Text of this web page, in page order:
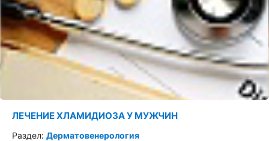
ЛЕЧЕНИЕ ХЛАМИДИОЗА У МУЖЧИН
Раздел: Дерматовенерология